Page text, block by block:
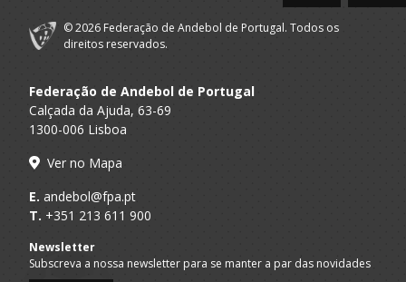
2019/20
ATLETICO CLUBE
A.A. Lisboa
ALMADA
ATLETICO CLUBE
A.A. Setubal
Centro de
Frades
© 2026 Federação de Andebol de Portugal. Todos os
direitos reservados.
Federação de Andebol de Portugal
Calçada da Ajuda, 63-69
1300-006 Lisboa
Ver no Mapa
E. andebol@fpa.pt
T. +351 213 611 900
Newsletter
Subscreva a nossa newsletter para se manter a par das novidades